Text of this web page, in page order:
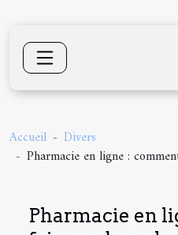
Accueil
Divers
Pharmacie en ligne :
Pharmacie en